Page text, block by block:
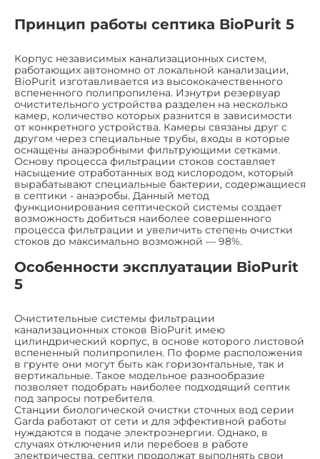
Принцип работы септика BioPurit 5
Корпус независимых канализационных систем,
работающих автономно от локальной канализации,
BioPurit изготавливается из высококачественного
вспененного полипропилена. Изнутри резервуар
очистительного устройства разделен на несколько
камер, количество которых разнится в зависимости
от конкретного устройства. Камеры связаны друг с
другом через специальные трубы, входы в которые
оснащены анаэробными фильтрующими сетками.
Основу процесса фильтрации стоков составляет
насыщение отработанных вод кислородом, который
вырабатывают специальные бактерии, содержащиеся
в септики - анаэробы. Данный метод
функционирования септической системы создает
возможность добиться наиболее совершенного
процесса фильтрации и увеличить степень очистки
стоков до максимально возможной — 98%.
Особенности эксплуатации BioPurit
5
Очистительные системы фильтрации
канализационных стоков BioPurit имею
цилиндрический корпус, в основе которого листовой
вспененный полипропилен. По форме расположения
в грунте они могут быть как горизонтальные, так и
вертикальные. Такое модельное разнообразие
позволяет подобрать наиболее подходящий септик
под запросы потребителя.
Станции биологической очистки сточных вод серии
Garda работают от сети и для эффективной работы
нуждаются в подаче электроэнергии. Однако, в
случаях отключения или перебоев в работе
электричества, септки продолжат выполнять свои